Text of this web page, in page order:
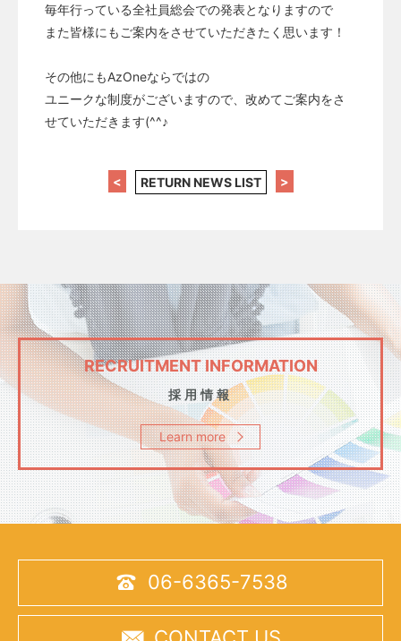
毎年行っている全社員総会での発表となりますので
また皆様にもご案内をさせていただきたく思います！
その他にもAzOneならではの
ユニークな制度がございますので、改めてご案内をさ
せていただきます(^^♪
< RETURN NEWS LIST >
RECRUITMENT INFORMATION
採用情報
Learn more
 06-6365-7538